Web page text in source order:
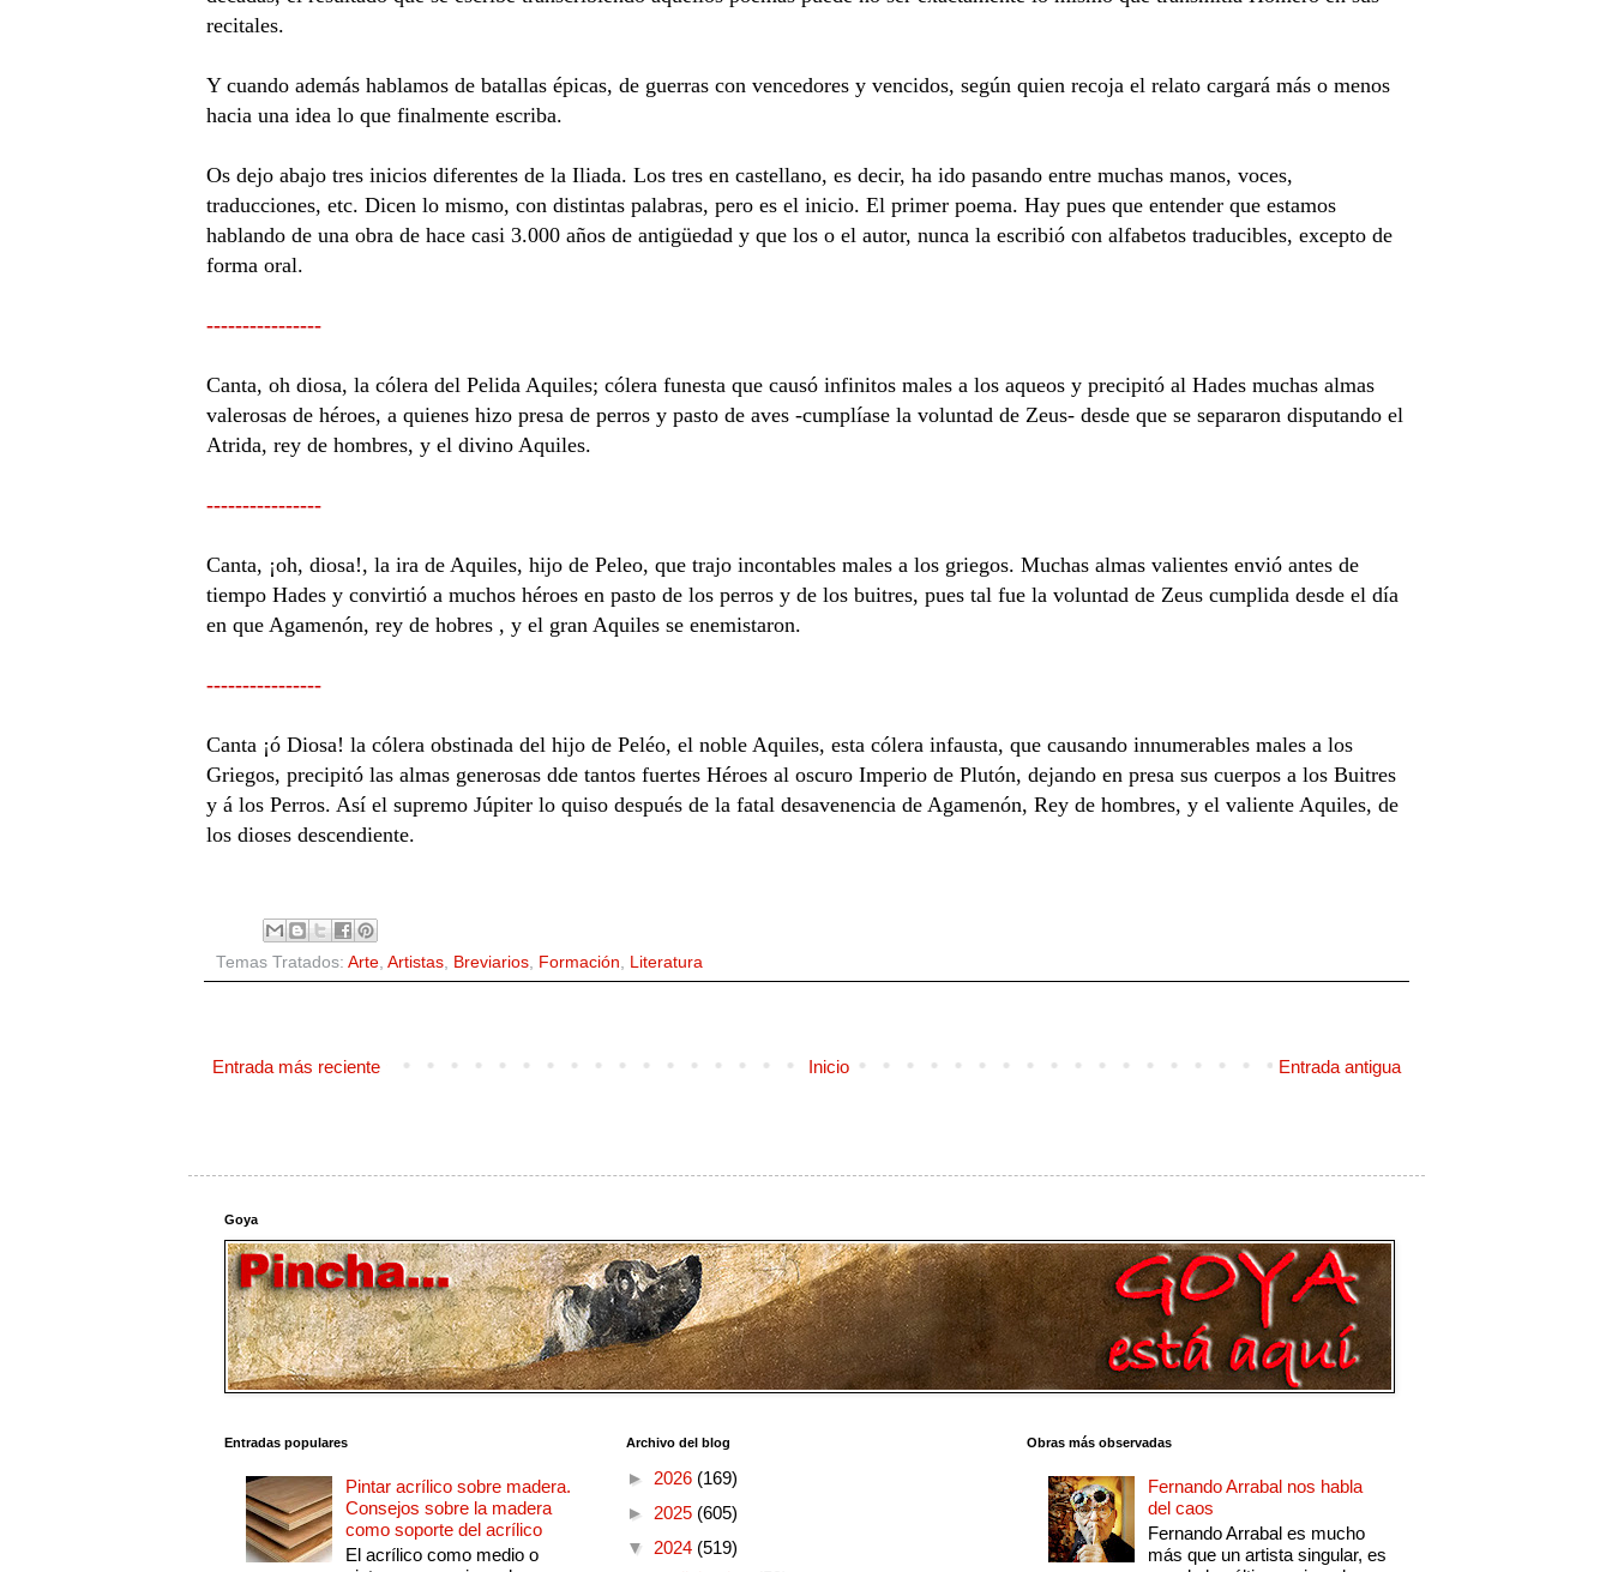
recitales.
Y cuando además hablamos de batallas épicas, de guerras con vencedores y vencidos, según quien recoja el relato cargará más o menos
hacia una idea lo que finalmente escriba.
Os dejo abajo tres inicios diferentes de la Iliada. Los tres en castellano, es decir, ha ido pasando entre muchas manos, voces,
traducciones, etc. Dicen lo mismo, con distintas palabras, pero es el inicio. El primer poema. Hay pues que entender que estamos
hablando de una obra de hace casi 3.000 años de antigüedad y que los o el autor, nunca la escribió con alfabetos traducibles, excepto de
forma oral.
----------------
Canta, oh diosa, la cólera del Pelida Aquiles; cólera funesta que causó infinitos males a los aqueos y precipitó al Hades muchas almas
valerosas de héroes, a quienes hizo presa de perros y pasto de aves -cumplíase la voluntad de Zeus- desde que se separaron disputando el
Atrida, rey de hombres, y el divino Aquiles.
----------------
Canta, ¡oh, diosa!, la ira de Aquiles, hijo de Peleo, que trajo incontables males a los griegos. Muchas almas valientes envió antes de
tiempo Hades y convirtió a muchos héroes en pasto de los perros y de los buitres, pues tal fue la voluntad de Zeus cumplida desde el día
en que Agamenón, rey de hobres , y el gran Aquiles se enemistaron.
----------------
Canta ¡ó Diosa! la cólera obstinada del hijo de Peléo, el noble Aquiles, esta cólera infausta, que causando innumerables males a los
Griegos, precipitó las almas generosas dde tantos fuertes Héroes al oscuro Imperio de Plutón, dejando en presa sus cuerpos a los Buitres
y á los Perros. Así el supremo Júpiter lo quiso después de la fatal desavenencia de Agamenón, Rey de hombres, y el valiente Aquiles, de
los dioses descendiente.
Temas Tratados: Arte, Artistas, Breviarios, Formación, Literatura
Entrada más reciente Entrada antigua
Inicio
Goya
Entradas populares
Pintar acrílico sobre madera.
Consejos sobre la madera
como soporte del acrílico
El acrílico como medio o
Archivo del blog
► 2026 (169)
► 2025 (605)
▼ 2024 (519)
Obras más observadas
Fernando Arrabal nos habla
del caos
Fernando Arrabal es mucho
más que un artista singular, es